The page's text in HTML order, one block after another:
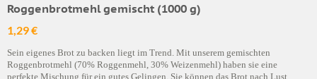
Roggenbrotmehl gemischt (1000 g)
1,29 €
Sein eigenes Brot zu backen liegt im Trend. Mit unserem gemischten
Roggenbrotmehl (70% Roggenmehl, 30% Weizenmehl) haben sie eine
perfekte Mischung für ein gutes Gelingen. Sie können das Brot nach Lust